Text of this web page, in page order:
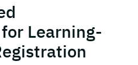
Learning-